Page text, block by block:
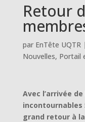
Retour
par EnTête UQTR|
Nouvelles, Portail
Avec l’arrivée
grand retour à